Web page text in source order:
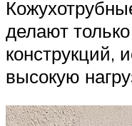
делают
высокую